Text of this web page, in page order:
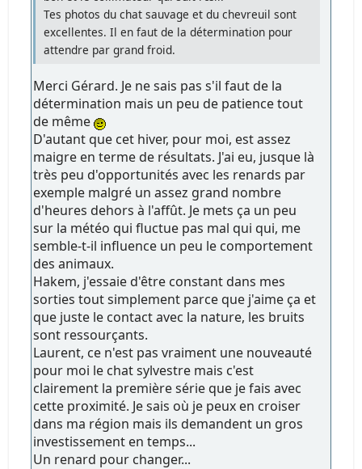
Tes photos du chat sauvage et du chevreuil sont
excellentes. Il en faut de la détermination pour
attendre par grand froid.
Merci Gérard. Je ne sais pas s'il faut de la
détermination mais un peu de patience tout
de même
D'autant que cet hiver, pour moi, est assez
maigre en terme de résultats. J'ai eu, jusque là
très peu d'opportunités avec les renards par
exemple malgré un assez grand nombre
d'heures dehors à l'affût. Je mets ça un peu
sur la météo qui fluctue pas mal qui qui, me
semble-t-il influence un peu le comportement
des animaux.
Hakem, j'essaie d'être constant dans mes
sorties tout simplement parce que j'aime ça et
que juste le contact avec la nature, les bruits
sont ressourçants.
Laurent, ce n'est pas vraiment une nouveauté
pour moi le chat sylvestre mais c'est
clairement la première série que je fais avec
cette proximité. Je sais où je peux en croiser
dans ma région mais ils demandent un gros
investissement en temps...
Un renard pour changer...